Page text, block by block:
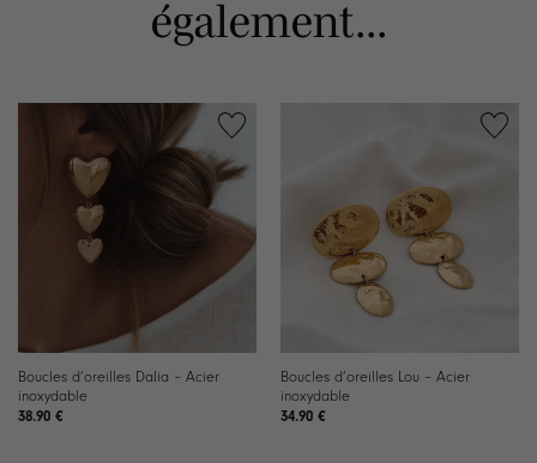
également...
Boucles d’oreilles Dalia – Acier
inoxydable
38.90 €
Boucles d’oreilles Lou – Acier
inoxydable
34.90 €